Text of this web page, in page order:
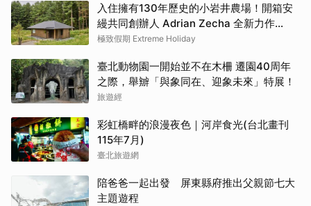
入住擁有130年歷史的小岩井農場！開箱安
縵共同創辦人 Adrian Zecha 全新力作
「AZUMA FARM KOIWAI」體驗最高級的
極致假期 Extreme Holiday
臺北動物園一開始並不在木柵 遷園40周年
之際，舉辧「與象同在、迎象未來」特展！
旅遊經
彩虹橋畔的浪漫夜色｜河岸食光(台北畫刊
115年7月)
臺北旅遊網
陪爸爸一起出發 屏東縣府推出父親節七大
主題遊程